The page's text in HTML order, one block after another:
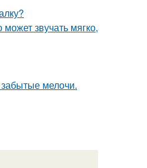
звучать мягко,
мелочи.